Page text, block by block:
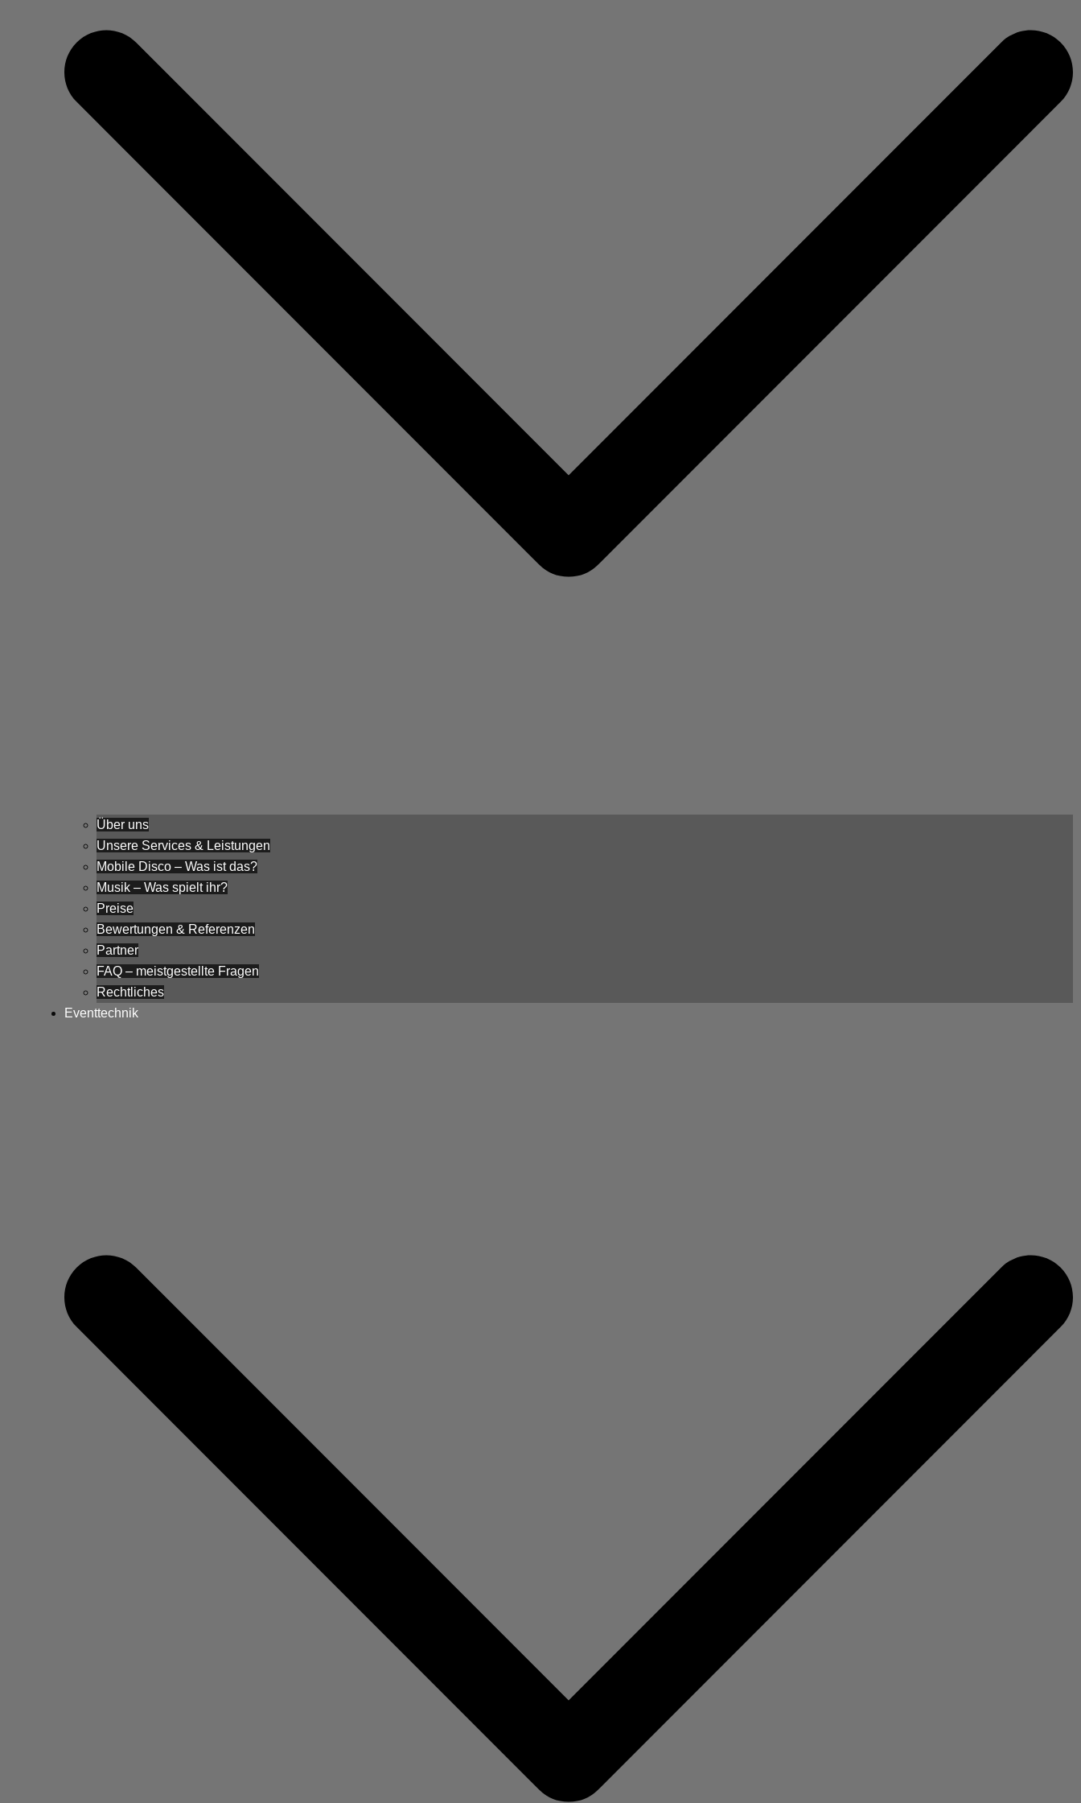
Über uns
Unsere Services & Leistungen
Mobile Disco – Was ist das?
Musik – Was spielt ihr?
Preise
Bewertungen & Referenzen
Partner
FAQ – meistgestellte Fragen
Rechtliches
Eventtechnik